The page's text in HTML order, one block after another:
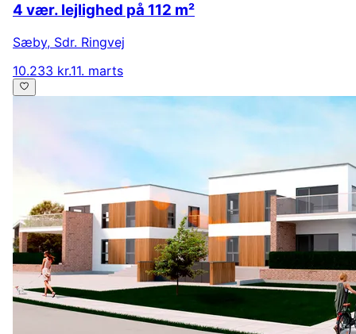
4 vær. lejlighed på 112 m²
Sæby, Sdr. Ringvej
10.233 kr.11. marts